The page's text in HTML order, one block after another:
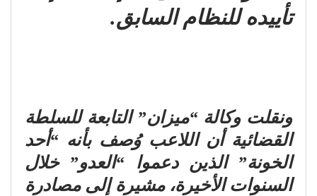
تأييده للنظام السابق.
ونقلت وكالة “ميزان” التابعة للسلطة
القضائية أن اللاعب وُصف بأنه “أحد
الخونة” الذين دعموا “العدو” خلال
السنوات الأخيرة، مشيرة إلى مصادرة